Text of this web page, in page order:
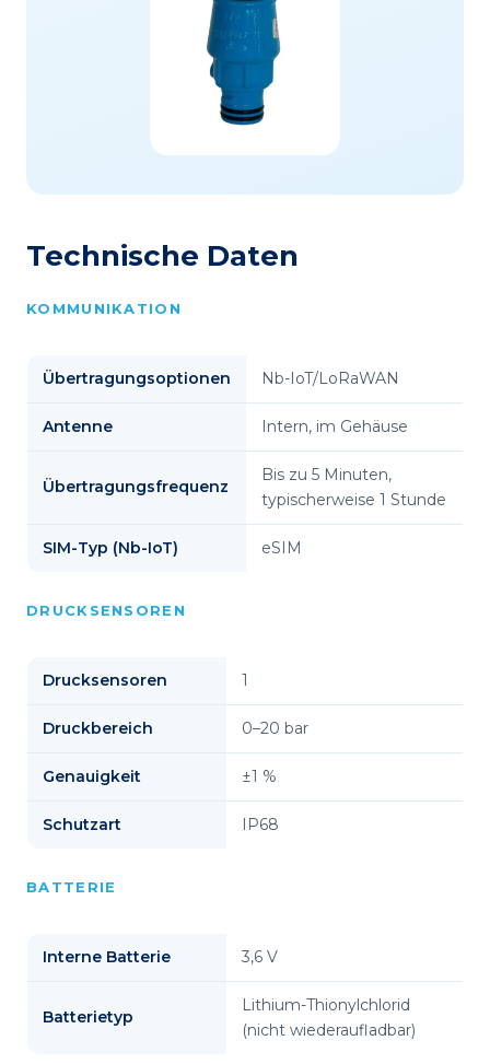
Technische Daten
KOMMUNIKATION
Übertragungsoptionen Nb-IoT/LoRaWAN
Antenne Intern, im Gehäuse
Übertragungsfrequenz
Bis zu 5 Minuten,
typischerweise 1 Stunde
SIM-Typ (Nb-IoT) eSIM
DRUCKSENSOREN
Drucksensoren 1
Druckbereich 0–20 bar
Genauigkeit ±1 %
Schutzart IP68
BATTERIE
Interne Batterie 3,6 V
Batterietyp
Lithium-Thionylchlorid
(nicht wiederaufladbar)